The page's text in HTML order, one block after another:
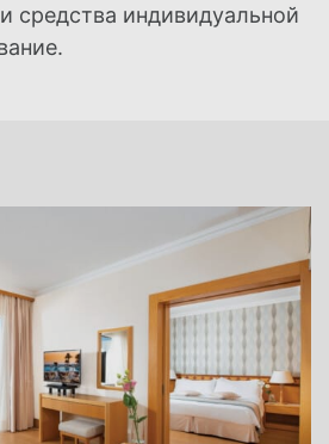
средства индивидуальной